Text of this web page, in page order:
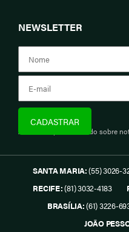
NEWSLETTER
Assine e fique informado sobre
SANTA MARIA:(55) 3026-
RECIFE:(81) 3032-4183
BRASÍLIA:(61) 3226-
JOÃO